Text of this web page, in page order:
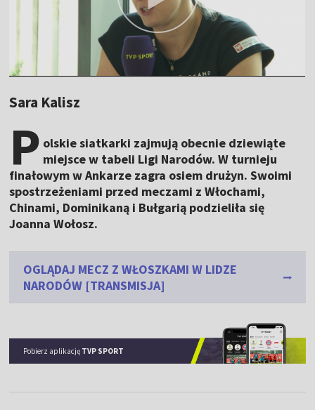
Sara Kalisz
P olskie siatkarki zajmują obecnie dziewiąte
miejsce w tabeli Ligi Narodów. W turnieju
finałowym w Ankarze zagra osiem drużyn. Swoimi
spostrzeżeniami przed meczami z Włochami,
Chinami, Dominikaną i Bułgarią podzieliła się
Joanna Wołosz.
OGLĄDAJ MECZ Z WŁOSZKAMI W LIDZE
NARODÓW [TRANSMISJA]
Pobierz aplikację TVP SPORT